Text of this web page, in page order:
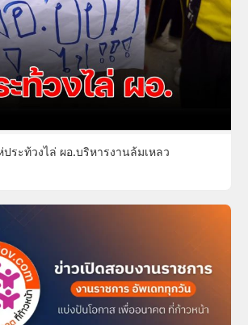
ประท้วงไล่ ผอ.บริหารงานล้มเหลว